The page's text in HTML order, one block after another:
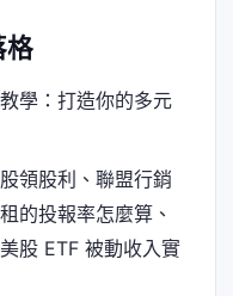
格
學：打造你的多元
領股利、聯盟行銷
的投報率怎麼算、
股 ETF 被動收入實